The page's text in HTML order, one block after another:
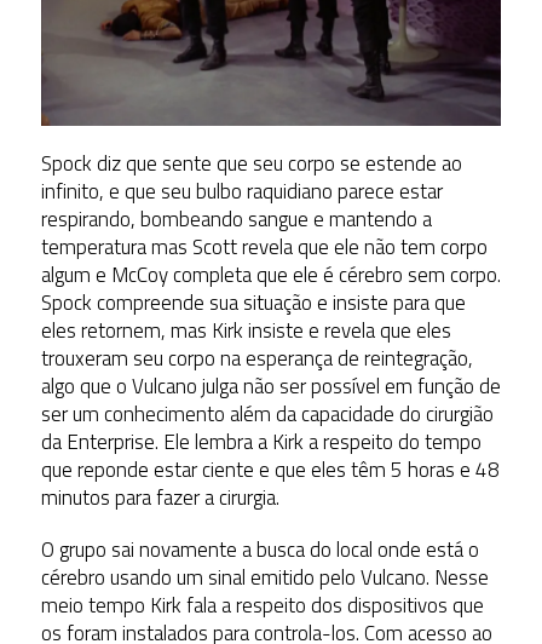
Spock diz que sente que seu corpo se estende ao
infinito, e que seu bulbo raquidiano parece estar
respirando, bombeando sangue e mantendo a
temperatura mas Scott revela que ele não tem corpo
algum e McCoy completa que ele é cérebro sem corpo.
Spock compreende sua situação e insiste para que
eles retornem, mas Kirk insiste e revela que eles
trouxeram seu corpo na esperança de reintegração,
algo que o Vulcano julga não ser possível em função de
ser um conhecimento além da capacidade do cirurgião
da Enterprise. Ele lembra a Kirk a respeito do tempo
que reponde estar ciente e que eles têm 5 horas e 48
minutos para fazer a cirurgia.
O grupo sai novamente a busca do local onde está o
cérebro usando um sinal emitido pelo Vulcano. Nesse
meio tempo Kirk fala a respeito dos dispositivos que
os foram instalados para controla-los. Com acesso ao